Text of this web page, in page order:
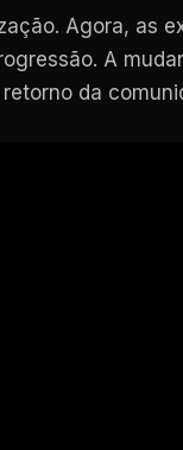
Agora, as
A
da